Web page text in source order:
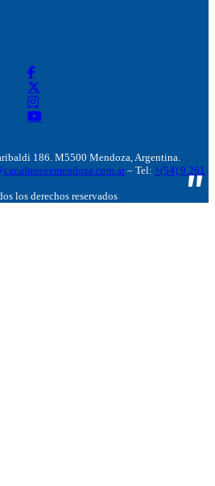
186. M5500 Mendoza, Argentina.
– Tel: +(54) 9 261
los derechos reservados